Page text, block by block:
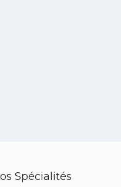
Spécialités